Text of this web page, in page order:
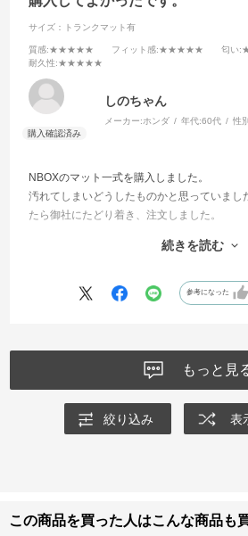
サイズ：トランクマット有
質感:★★★★★ フィット感:★★★★★ 匂い
耐久性:★★★★★
しのちゃん
メーカー:ホンダ 年代:60代 性
NBOXのマット一式を購入しました。
汚れてしまいどうしたものかと思っていまし
たら御社にたどり着き、注文しました。
サイズ感はぴったりで質感も思っていた通り
ありがとうございました。
続きを読む
参考になった
もっと見
絞り込み 表
この商品を買った人はこんな商品も